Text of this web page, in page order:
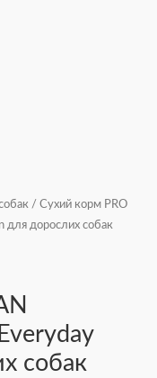
/ Сухий корм PRO
для дорослих собак
собак